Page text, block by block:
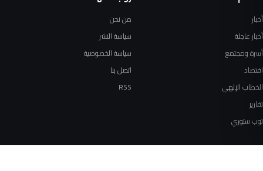
أخبار
أخبار عاجلة
أسرة ومجتمع
اقتصاد
الخطاب الإلهي
تقارير
توب ستوري
من نحن
سياسة النشر
سياسة الخصوصية
اتصل بنا
RSS